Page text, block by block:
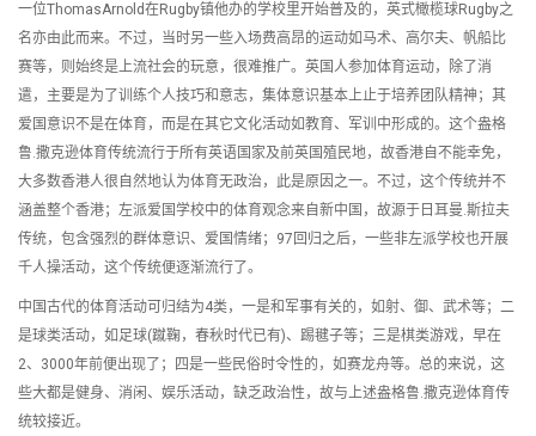
一位ThomasArnold在Rugby镇他办的学校里开始普及的，英式橄榄球Rugby之
名亦由此而来。不过，当时另一些入场费高昂的运动如马术、高尔夫、帆船比
赛等，则始终是上流社会的玩意，很难推广。英国人参加体育运动，除了消
遣，主要是为了训练个人技巧和意志，集体意识基本上止于培养团队精神；其
爱国意识不是在体育，而是在其它文化活动如教育、军训中形成的。这个盎格
鲁.撒克逊体育传统流行于所有英语国家及前英国殖民地，故香港自不能幸免，
大多数香港人很自然地认为体育无政治，此是原因之一。不过，这个传统并不
涵盖整个香港；左派爱国学校中的体育观念来自新中国，故源于日耳曼.斯拉夫
传统，包含强烈的群体意识、爱国情绪；97回归之后，一些非左派学校也开展
千人操活动，这个传统便逐渐流行了。
中国古代的体育活动可归结为4类，一是和军事有关的，如射、御、武术等；二
是球类活动，如足球(蹴鞠，春秋时代已有)、踢毽子等；三是棋类游戏，早在
2、3000年前便出现了；四是一些民俗时令性的，如赛龙舟等。总的来说，这
些大都是健身、消闲、娱乐活动，缺乏政治性，故与上述盎格鲁.撒克逊体育传
统较接近。